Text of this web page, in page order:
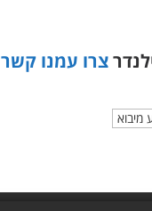
צרו עמנו קשר
מיבוא